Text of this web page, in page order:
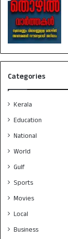
Categories
Kerala
Education
National
World
Gulf
Sports
Movies
Local
Business